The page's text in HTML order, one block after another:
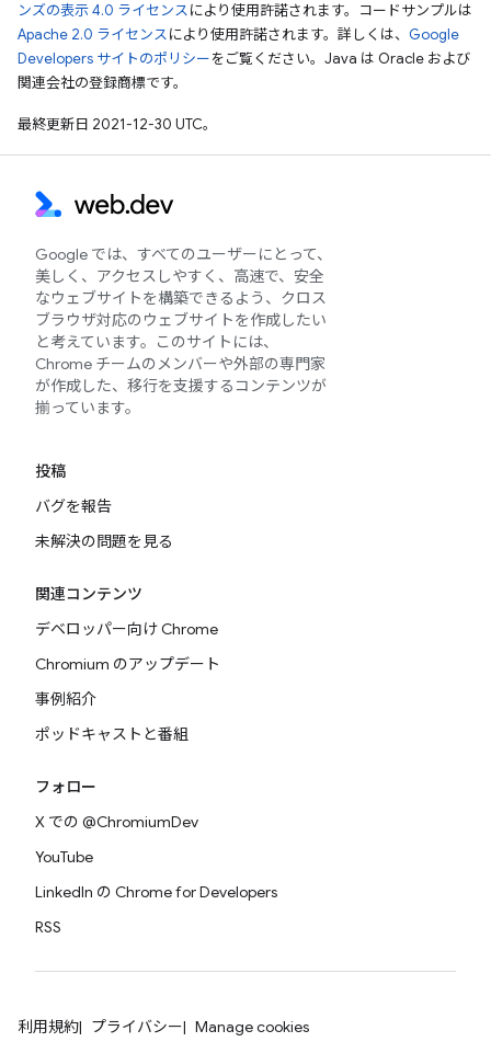
ンズの表示 4.0 ライセンスにより使用許諾されます。コードサンプルは
Apache 2.0 ライセンスにより使用許諾されます。詳しくは、 Google
Developers サイトのポリシーをご覧ください。Java は Oracle および
関連会社の登録商標です。
最終更新日 2021-12-30 UTC。
Google では、すべてのユーザーにとって、
美しく、アクセスしやすく、高速で、安全
なウェブサイトを構築できるよう、クロス
ブラウザ対応のウェブサイトを作成したい
と考えています。このサイトには、
Chrome チームのメンバーや外部の専門家
が作成した、移行を支援するコンテンツが
揃っています。
投稿
バグを報告
未解決の問題を見る
関連コンテンツ
デベロッパー向け Chrome
Chromium のアップデート
事例紹介
ポッドキャストと番組
フォロー
X での @ChromiumDev
YouTube
LinkedIn の Chrome for Developers
RSS
利用規約 プライバシー Manage cookies